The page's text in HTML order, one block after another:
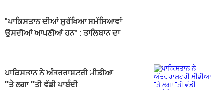
"ਪਾਕਿਸਤਾਨ ਦੀਆਂ ਸੁਰੱਖਿਆ ਸਮੱਸਿਆਵਾਂ
ਉਸਦੀਆਂ ਆਪਣੀਆਂ ਹਨ" : ਤਾਲਿਬਾਨ ਦਾ
ਪਾਕਿਸਤਾਨ ਨੇ ਅੰਤਰਰਾਸ਼ਟਰੀ ਮੀਡੀਆ
''ਤੇ ਲਗਾ ''ਤੀ ਵੱਡੀ ਪਾਬੰਦੀ